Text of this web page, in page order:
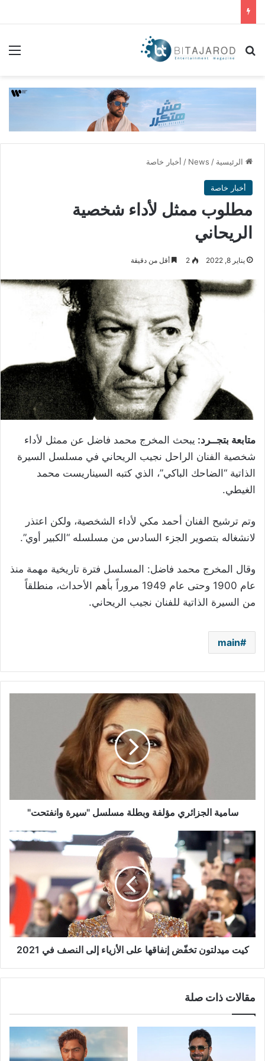
بحث عن
الرئيسية /
News
/ أخبار خاصة
أخبار خاصة
مطلوب ممثل لأداء شخصية
الريحاني
يناير 8, 2022 2 أقل من دقيقة
متابعة بتجــرد: يبحث المخرج محمد فاضل عن ممثل لأداء
شخصية الفنان الراحل نجيب الريحاني في مسلسل السيرة
الذاتية “الضاحك الباكي”، الذي كتبه السيناريست محمد
الغيطي.
وتم ترشيح الفنان أحمد مكي لأداء الشخصية، ولكن اعتذر
لانشغاله بتصوير الجزء السادس من مسلسله “الكبير أوي”.
وقال المخرج محمد فاضل: المسلسل فترة تاريخية مهمة منذ
عام 1900 وحتى عام 1949 مروراً بأهم الأحداث، منطلقاً
من السيرة الذاتية للفنان نجيب الريحاني.
main
سامية الجزائري مؤلفة وبطلة مسلسل "سيرة وانفتحت"
كيت
ميدلتون
تخفّض
إنفاقها
على
الأزياء
النصف
في
2021
كيت ميدلتون تخفّض إنفاقها على الأزياء إلى النصف في 2021
مقالات ذات صلة